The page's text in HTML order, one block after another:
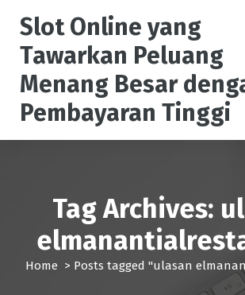
Slot Online yang
Tawarkan Peluang
Menang Besar
Pembayaran Tinggi
Tag Archives:
Home > Posts tagged "ulasan